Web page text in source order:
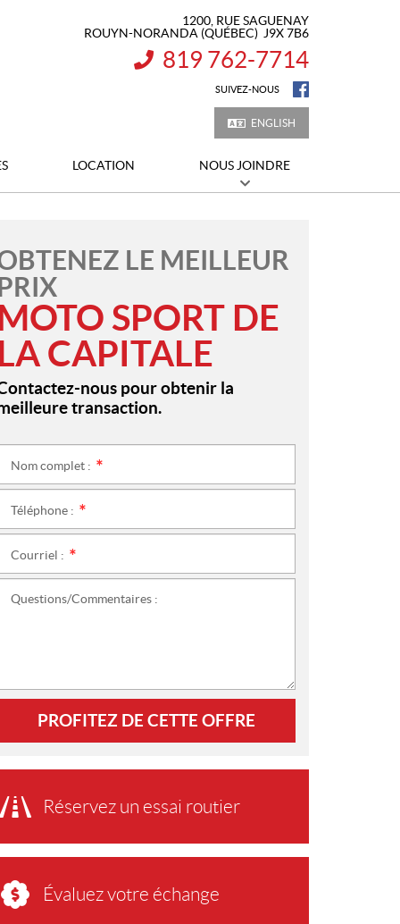
1200, RUE SAGUENAY
ROUYN-NORANDA (QUÉBEC) J9X 7B6
INFORMATION :
819 762-7714
SUIVEZ-NOUS
ENGLISH
LOCATION NOUS JOINDRE
LE MEILLEUR
SPORT DE
CAPITALE
nous pour obtenir la
transaction.
Nom complet :
Téléphone :
Courriel :
Questions/Commentaires :
PROFITEZ DE CETTE OFFRE
Réservez un essai routier
Évaluez votre échange